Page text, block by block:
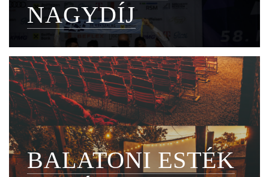
NAGYDÍJ
BALATONI ESTÉK